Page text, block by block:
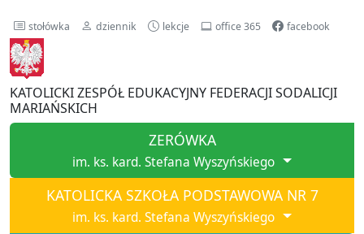
stołówka dziennik lekcje office 365 facebook
KATOLICKI ZESPÓŁ EDUKACYJNY FEDERACJI SODALICJI
MARIAŃSKICH
ZERÓWKA
im. ks. kard. Stefana Wyszyńskiego
KATOLICKA SZKOŁA PODSTAWOWA NR 7
im. ks. kard. Stefana Wyszyńskiego